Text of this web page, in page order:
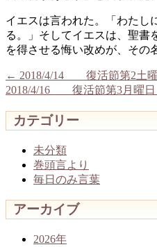
イエスは言われた。「わたし
る。」そしてイエスは、聖書
を得させる悔い改めが、その
← 2018/4/14 復活節第2土曜
2018/4/16 復活節第3月曜日
カテゴリー
未分類
巻頭言より
毎日のみ言葉
アーカイブ
2026年